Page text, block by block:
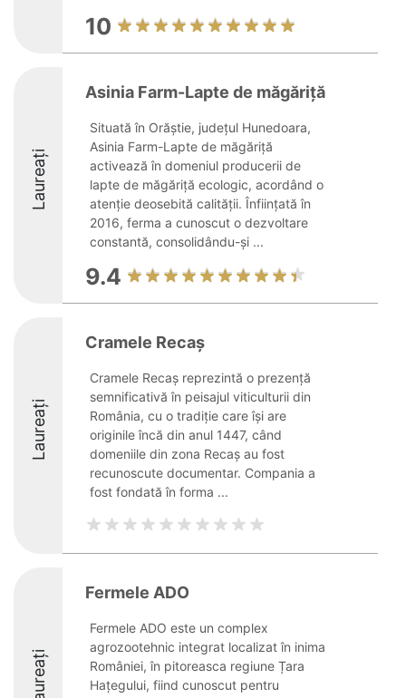
10
Laureați
Asinia Farm-Lapte de măgăriţă
Situată în Orăștie, județul Hunedoara,
Asinia Farm-Lapte de măgăriţă
activează în domeniul producerii de
lapte de măgăriță ecologic, acordând o
atenție deosebită calității. Înființată în
2016, ferma a cunoscut o dezvoltare
constantă, consolidându-și ...
9.4
Laureați
Cramele Recaş
Cramele Recaș reprezintă o prezență
semnificativă în peisajul viticulturii din
România, cu o tradiție care își are
originile încă din anul 1447, când
domeniile din zona Recaș au fost
recunoscute documentar. Compania a
fost fondată în forma ...
Laureați
Fermele ADO
Fermele ADO este un complex
agrozootehnic integrat localizat în inima
României, în pitoreasca regiune Țara
Hațegului, fiind cunoscut pentru